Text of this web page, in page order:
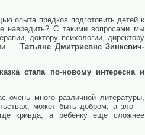
опыта предков подготовить детей к
навредить? С такими вопросами мы
доктору психологии, директору
— Татьяне Дмитриевне Зинкевич-
стала по-новому интересна и
много различной литературы,
может быть добром, а зло —
кривда, а ребенку еще сложнее